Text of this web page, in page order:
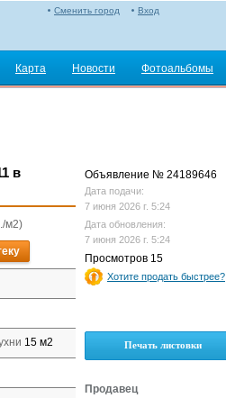
Вход
Сменить город
Карта Новости Фотоальбомы
в
м2)
15 м2
Объявление № 24189646
Дата подачи:
7 июня 2026 г. 5:24
Дата обновления:
7 июня 2026 г. 5:24
Просмотров 15
Хотите продать быстрее?
Печать листовки
Продавец